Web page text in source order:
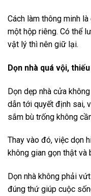
Cách làm thông minh
một hộp riêng. Có thể
vật lý thì nên giữ lại.
Dọn nhà quá vội,
Dọn dẹp nhà cửa
dẫn tới quyết định sai,
sắm bù trống không
Thay vào đó, việc dọn
không gian gọn thật và
Dọn nhà không phải
đúng thứ giúp cuộc